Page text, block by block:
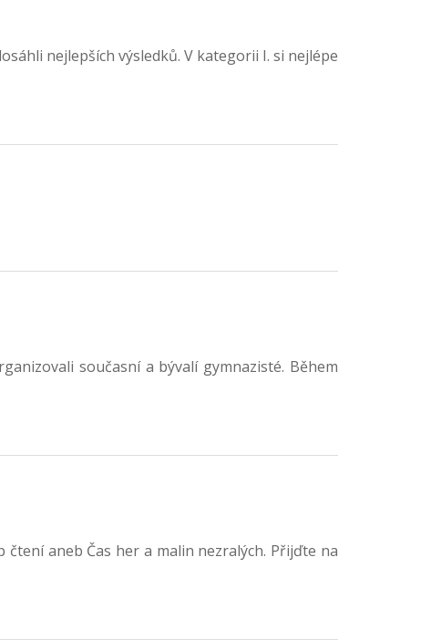
nejlepších výsledků. V kategorii I. si nejlépe
současní a bývalí gymnazisté. Během
aneb Čas her a malin nezralých. Přijďte na